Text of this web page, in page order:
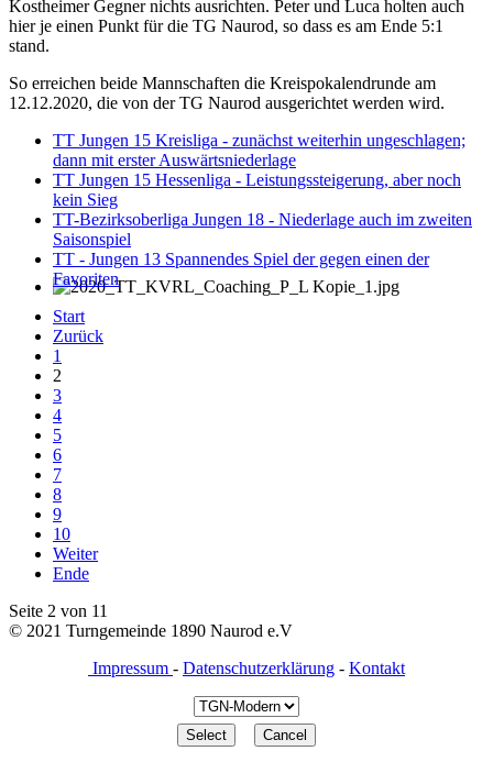
Kostheimer Gegner nichts ausrichten. Peter und Luca holten auch
hier je einen Punkt für die TG Naurod, so dass es am Ende 5:1
stand.
So erreichen beide Mannschaften die Kreispokalendrunde am
12.12.2020, die von der TG Naurod ausgerichtet werden wird.
TT Jungen 15 Kreisliga - zunächst weiterhin ungeschlagen;
dann mit erster Auswärtsniederlage
TT Jungen 15 Hessenliga - Leistungssteigerung, aber noch
kein Sieg
TT-Bezirksoberliga Jungen 18 - Niederlage auch im zweiten
Saisonspiel
TT - Jungen 13 Spannendes Spiel der gegen einen der
Favoriten
Start
Zurück
1
2
3
4
5
6
7
8
9
10
Weiter
Ende
Seite 2 von 11
© 2021 Turngemeinde 1890 Naurod e.V
Impressum - Datenschutzerklärung - Kontakt